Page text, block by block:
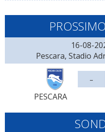
16-08-
Pescara, Stadio
PESCARA
-